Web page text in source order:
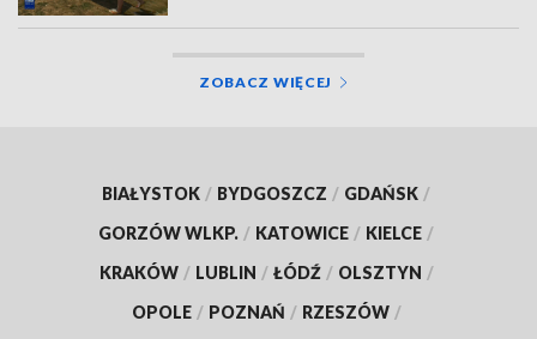
ZOBACZ WIĘCEJ
BIAŁYSTOK / BYDGOSZCZ / GDAŃSK /
GORZÓW WLKP. / KATOWICE / KIELCE /
KRAKÓW / LUBLIN / ŁÓDŹ / OLSZTYN /
OPOLE / POZNAŃ / RZESZÓW /